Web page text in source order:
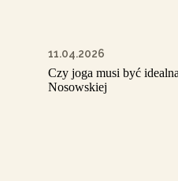
11.04.2026
Czy joga musi być
Nosowskiej